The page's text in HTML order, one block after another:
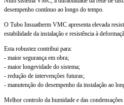
desempenho contínuo ao longo do tempo.
O Tubo Insuatherm VMC apresenta elevada
estabilidade da instalação e resistência à
Esta robustez contribui para:
- maior segurança em obra;
- maior longevidade do sistema;
- redução de intervenções futuras;
- manutenção do desempenho da instalação ao
Melhor controlo da humidade e das condensações